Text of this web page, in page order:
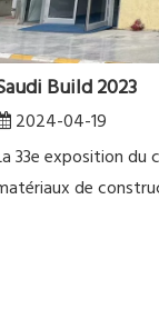
Build 2023
2024-04-19
33e exposition du
de